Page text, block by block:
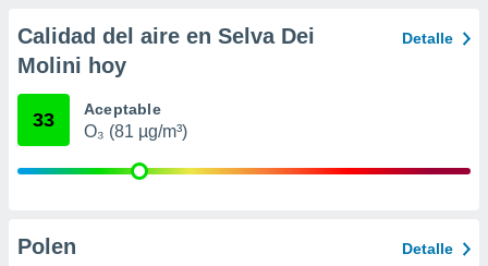
e
mediante
publicidad
de
Calidad del aire en Selva Dei
Molini hoy
Detalle
33 Aceptable
O₃ (81 µg/m³)
Polen Detalle